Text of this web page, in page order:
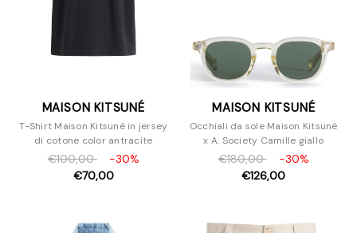
MAISON KITSUNÉ
T-Shirt Maison Kitsuné in jersey
di cotone color antracite
€100,00
-30%
€70,00
MAISON KITSUNÉ
Occhiali da sole Maison Kitsuné
x A. Society Camille giallo
€180,00
-30%
€126,00